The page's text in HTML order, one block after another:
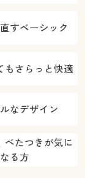
すベーシック
もさらっと快適
なデザイン
べたつきが気に
なる方